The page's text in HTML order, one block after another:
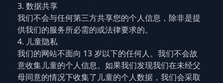
3. 数据共享
我们不会与任何第三方共享您的个人信息，除非是提
供我们的服务所必需的或法律要求的。
4. 儿童隐私
我们的网站不面向 13 岁以下的任何人。我们不会故
意收集儿童的个人信息。如果我们发现我们在未经父
母同意的情况下收集了儿童的个人数据，我们会采取